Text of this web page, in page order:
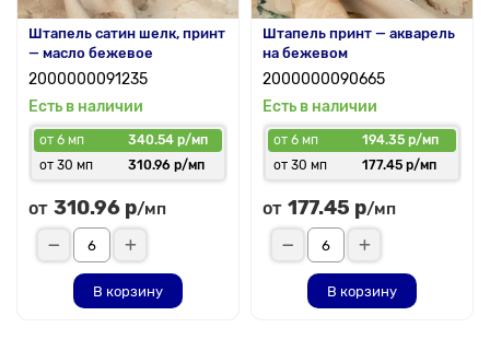
Штапель сатин шелк, принт
— масло бежевое
2000000091235
Есть в наличии
от 6 мп
340.54 р/мп
от 30 мп
310.96 р/мп
от 310.96 р/мп
В корзину
Штапель принт — акварель
на бежевом
2000000090665
Есть в наличии
от 6 мп
194.35 р/мп
от 30 мп
177.45 р/мп
от 177.45 р/мп
В корзину